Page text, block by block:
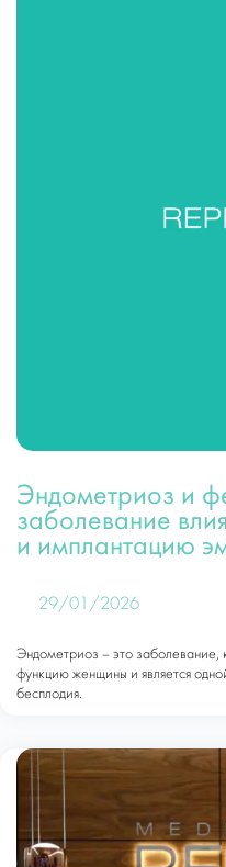
Эндометриоз и
заболевание
и имплантацию
29/01/2026
Эндометриоз – это заболевание,
функцию женщины и является
бесплодия.